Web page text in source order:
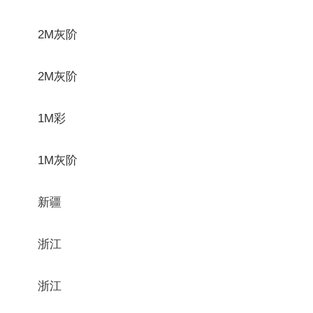
2M灰阶
2M灰阶
1M彩
1M灰阶
新疆
浙江
浙江